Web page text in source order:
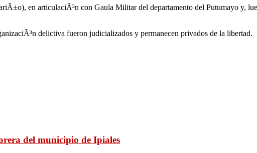
en articulaciÃ³n con Gaula Militar del departamento del Putumayo y,
delictiva fueron judicializados y permanecen privados de la libertad.
del municipio de Ipiales